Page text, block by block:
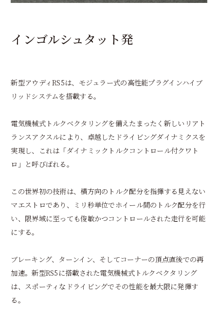
インゴルシュタット発
新型アウディRS5は、モジュラー式の高性能プラグインハイブ
リッドシステムを搭載する。
電気機械式トルクベクタリングを備えたまったく新しいリアト
ランスアクスルにより、卓越したドライビングダイナミクスを
実現し、これは「ダイナミックトルクコントロール付クワト
ロ」と呼びばれる。
この世界初の技術は、横方向のトルク配分を指揮する見えない
マエストロであり、ミリ秒単位でホイール間のトルク配分を行
い、限界域に至っても俊敏かつコントロールされた走行を可能
にする。
ブレーキング、ターンイン、そしてコーナーの頂点直後での再
加速。新型RS5に搭載された電気機械式トルクベクタリング
は、スポーティなドライビングでその性能を最大限に発揮す
る。